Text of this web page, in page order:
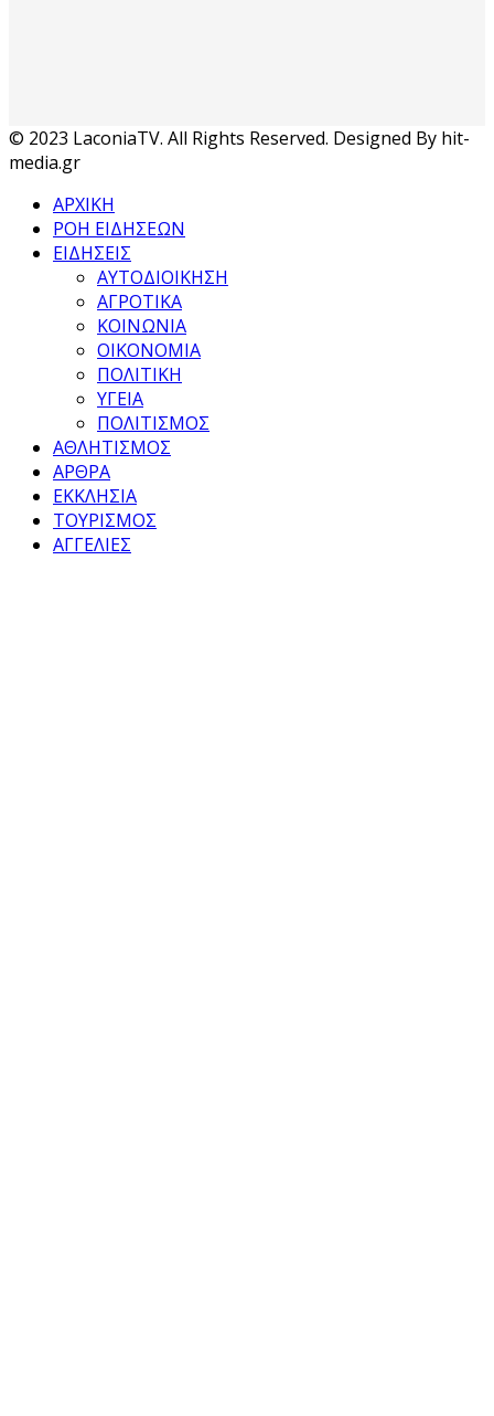
© 2023 LaconiaTV. All Rights Reserved. Designed By hit-
media.gr
ΑΡΧΙΚΗ
ΡΟΗ ΕΙΔΗΣΕΩΝ
ΕΙΔΗΣΕΙΣ
ΑΥΤΟΔΙΟΙΚΗΣΗ
ΑΓΡΟΤΙΚΑ
ΚΟΙΝΩΝΙΑ
ΟΙΚΟΝΟΜΙΑ
ΠΟΛΙΤΙΚΗ
ΥΓΕΙΑ
ΠΟΛΙΤΙΣΜΟΣ
ΑΘΛΗΤΙΣΜΟΣ
ΑΡΘΡΑ
ΕΚΚΛΗΣΙΑ
ΤΟΥΡΙΣΜΟΣ
ΑΓΓΕΛΙΕΣ